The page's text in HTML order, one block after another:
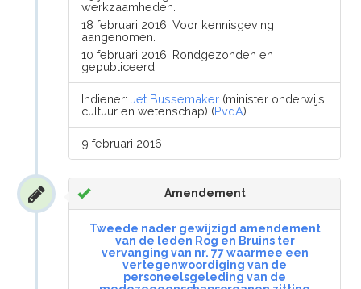
werkzaamheden.
18 februari 2016: Voor kennisgeving
aangenomen.
10 februari 2016: Rondgezonden en
gepubliceerd.
Indiener:Jet Bussemaker (minister onderwijs,
cultuur en wetenschap) (PvdA)
9 februari 2016
Amendement
Tweede nader gewijzigd amendement
van de leden Rog en Bruins ter
vervanging van nr. 77 waarmee een
vertegenwoordiging van de
personeelsgeleding van de